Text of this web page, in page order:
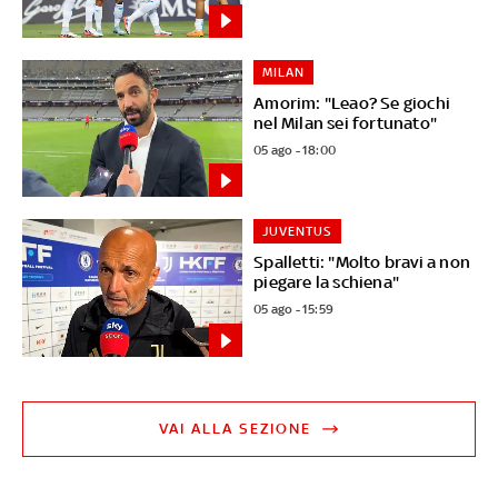
Amorim: "Leao? Se giochi
nel Milan sei fortunato"
MILAN
05 ago - 18:00
Spalletti: "Molto bravi a non
piegare la schiena"
JUVENTUS
05 ago - 15:59
VAI ALLA SEZIONE